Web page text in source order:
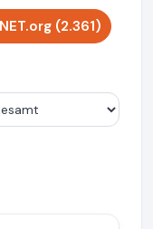
(2.361)